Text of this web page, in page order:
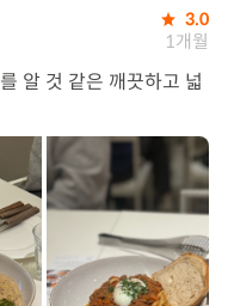
3.0
1개월
알 것 같은 깨끗하고 넓